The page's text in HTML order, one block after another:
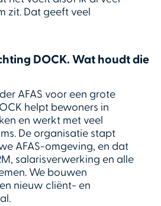
zit. Dat geeft veel
DOCK. Wat houdt die
AFAS voor een grote
helpt bewoners in
en werkt met veel
De organisatie stapt
AFAS-omgeving, en dat
salarisverwerking en alle
We bouwen
nieuw cliënt- en